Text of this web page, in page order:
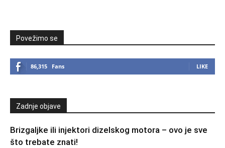
Povežimo se
86,315 Fans LIKE
Zadnje objave
Brizgaljke ili injektori dizelskog motora – ovo je sve
što trebate znati!